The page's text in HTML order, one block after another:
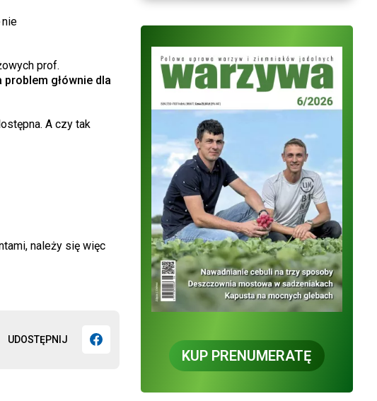
UDOSTĘPNIJ
nie
prof.
głównie dla
A czy tak
należy się więc
KUP PRENUMERATĘ